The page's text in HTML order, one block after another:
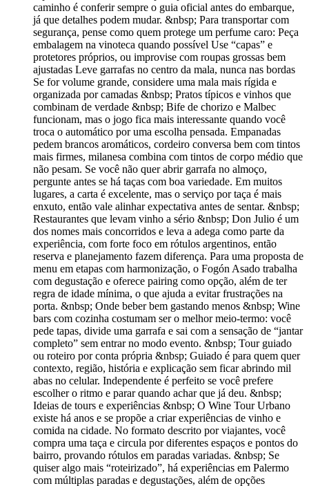
caminho é conferir sempre o guia oficial antes do embarque,
já que detalhes podem mudar. &nbsp; Para transportar com
segurança, pense como quem protege um perfume caro: Peça
embalagem na vinoteca quando possível Use “capas” e
protetores próprios, ou improvise com roupas grossas bem
ajustadas Leve garrafas no centro da mala, nunca nas bordas
Se for volume grande, considere uma mala mais rígida e
organizada por camadas &nbsp; Pratos típicos e vinhos que
combinam de verdade &nbsp; Bife de chorizo e Malbec
funcionam, mas o jogo fica mais interessante quando você
troca o automático por uma escolha pensada. Empanadas
pedem brancos aromáticos, cordeiro conversa bem com tintos
mais firmes, milanesa combina com tintos de corpo médio que
não pesam. Se você não quer abrir garrafa no almoço,
pergunte antes se há taças com boa variedade. Em muitos
lugares, a carta é excelente, mas o serviço por taça é mais
enxuto, então vale alinhar expectativa antes de sentar. &nbsp;
Restaurantes que levam vinho a sério &nbsp; Don Julio é um
dos nomes mais concorridos e leva a adega como parte da
experiência, com forte foco em rótulos argentinos, então
reserva e planejamento fazem diferença. Para uma proposta de
menu em etapas com harmonização, o Fogón Asado trabalha
com degustação e oferece pairing como opção, além de ter
regra de idade mínima, o que ajuda a evitar frustrações na
porta. &nbsp; Onde beber bem gastando menos &nbsp; Wine
bars com cozinha costumam ser o melhor meio-termo: você
pede tapas, divide uma garrafa e sai com a sensação de “jantar
completo” sem entrar no modo evento. &nbsp; Tour guiado
ou roteiro por conta própria &nbsp; Guiado é para quem quer
contexto, região, história e explicação sem ficar abrindo mil
abas no celular. Independente é perfeito se você prefere
escolher o ritmo e parar quando achar que já deu. &nbsp;
Ideias de tours e experiências &nbsp; O Wine Tour Urbano
existe há anos e se propõe a criar experiências de vinho e
comida na cidade. No formato descrito por viajantes, você
compra uma taça e circula por diferentes espaços e pontos do
bairro, provando rótulos em paradas variadas. &nbsp; Se
quiser algo mais “roteirizado”, há experiências em Palermo
com múltiplas paradas e degustações, além de opções